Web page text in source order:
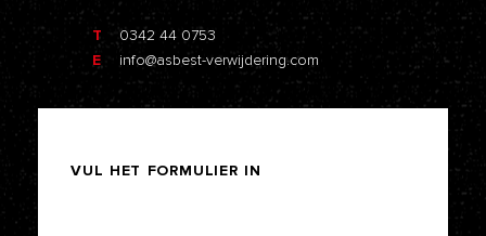
T
0342 44 0753
E
info@asbest-verwijdering.com
VUL HET FORMULIER IN